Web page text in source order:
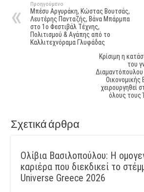
Προηγούμενο
Μπέσυ Αργυράκη, Κώστας Βουτσάς,
Λευτέρης Πανταζής, Βάνα Μπάρμπα
στο 1ο Φεστιβάλ Τέχνης,
Πολιτισμού & Αγάπης από το
Καλλιτεχνόραμα Γλυφάδας
Κρίσιμη η
του
Οικονομικής
χειρουργηθεί
όλους τους
Σχετικά άρθρα
Ολίβια Βασιλοπούλου: Η
καριέρα που διεκδικεί το
Universe Greece 2026